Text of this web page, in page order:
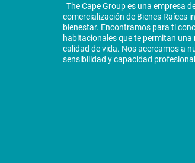
The Cape Group es una empresa
comercialización de Bienes Raíces
bienestar. Encontramos para ti
habitacionales que te permitan una
calidad de vida. Nos acercamos a
sensibilidad y capacidad